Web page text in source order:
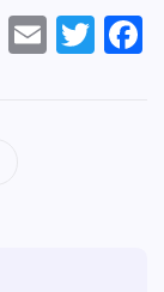
Fa
ce
T
wi